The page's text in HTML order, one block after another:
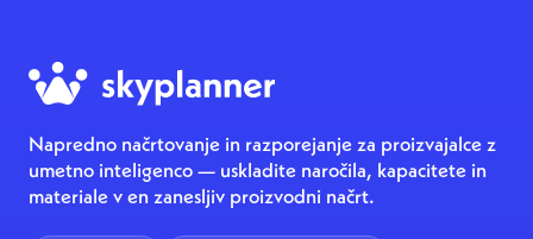
Napredno načrtovanje in razporejanje za proizvajalce z
umetno inteligenco — uskladite naročila, kapacitete in
materiale v en zanesljiv proizvodni načrt.